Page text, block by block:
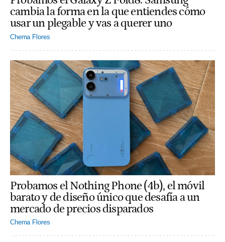
cambia la forma en la que entiendes cómo
usar un plegable y vas a querer uno
Chema Flores
Probamos el Nothing Phone (4b), el móvil
barato y de diseño único que desafía a un
mercado de precios disparados
Chema Flores